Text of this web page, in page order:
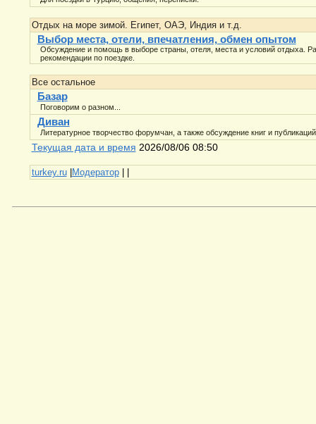
Отдых на море зимой. Египет, ОАЭ, Индия и т.д.
Выбор места, отели, впечатления, обмен опытом
Обсуждение и помощь в выборе страны, отеля, места и условий отдыха.
рекомендации по поездке.
Все остальное
Базар
Поговорим о разном...
Диван
Литературное творчество форумчан, а также обсуждение книг и
Текущая дата и время 2026/08/06 08:50
turkey.ru|Модератор| |